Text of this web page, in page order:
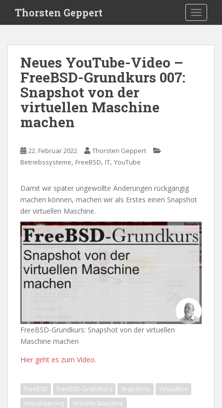
i
Thorsten Geppert
Neues YouTube-Video –
FreeBSD-Grundkurs 007:
Snapshot von der
virtuellen Maschine
machen
22. Februar 2022
Thorsten Geppert
Betriebssysteme, FreeBSD, IT, YouTube
Damit wir später ungewollte Änderungen rückgängig
machen können, machen wir als Erstes einen Snapshot
der virtuellen Maschine.
FreeBSD-Grundkurs: Snapshot von der virtuellen
Maschine machen
Hier geht es zum Video.
FreeBSD FreeBSD-Grundkurs Snapshots
VirtualBox
Virtualisierung
Virtuelle Maschine